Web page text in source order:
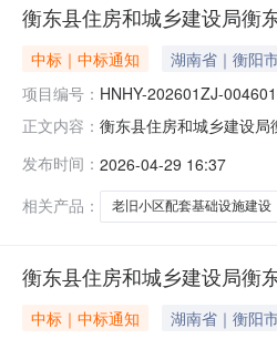
衡东县住房和城乡建设局衡
中标｜中标通知 湖南省｜衡阳
项目编号： HNHY-202601ZJ-
正文内容： 衡东县住房和城乡建设
要：公告信息：采购项
东县住房和城
发布时间： 2026-04-29 16:37
相关产品：
老旧小区配套基础设施建设
衡东县住房和城乡建设局衡
中标｜中标通知 湖南省｜衡阳